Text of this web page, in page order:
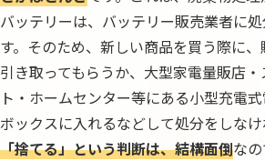
バッテリーは、バッテリー販売業者に
す。そのため、新しい商品を買う際に
引き取ってもらうか、大型家電量販店
ト・ホームセンター等にある小型充電
ボックスに入れるなどして処分をしなけ
「捨てる」という判断は、結構面倒なの